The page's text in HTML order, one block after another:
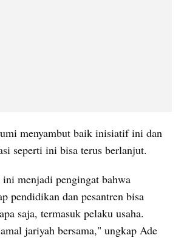
menyambut baik inisiatif ini dan
seperti ini bisa terus berlanjut.
menjadi pengingat bahwa
pendidikan dan pesantren bisa
saja, termasuk pelaku usaha.
jariyah bersama," ungkap Ade